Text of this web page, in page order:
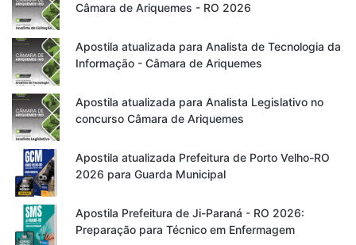
Câmara de Ariquemes - RO 2026
Apostila atualizada para Analista de Tecnologia da
Informação - Câmara de Ariquemes
Apostila atualizada para Analista Legislativo no
concurso Câmara de Ariquemes
Apostila atualizada Prefeitura de Porto Velho-RO
2026 para Guarda Municipal
Apostila Prefeitura de Ji-Paraná - RO 2026:
Preparação para Técnico em Enfermagem